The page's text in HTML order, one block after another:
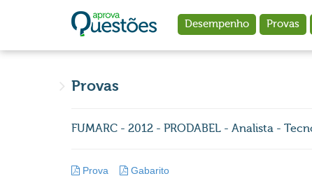
Desempenho Provas
Provas
FUMARC - 2012 - PRODABEL - Analista -
Prova Gabarito